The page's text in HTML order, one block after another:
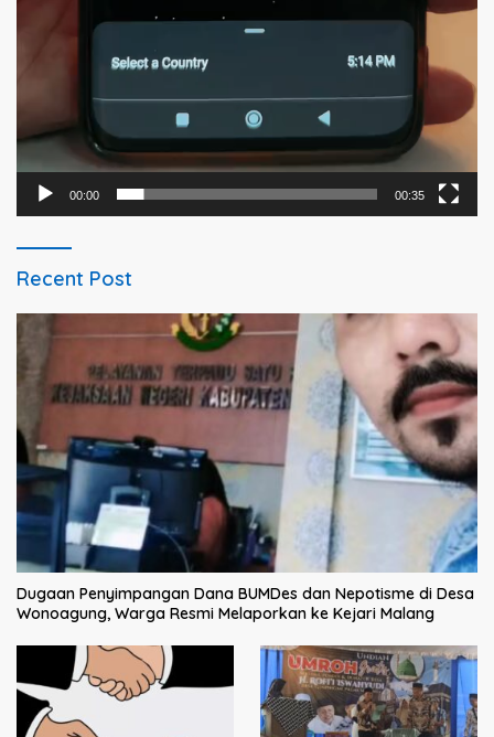
00:00 00:35
Recent Post
Dugaan Penyimpangan Dana BUMDes dan Nepotisme di Desa
Wonoagung, Warga Resmi Melaporkan ke Kejari Malang